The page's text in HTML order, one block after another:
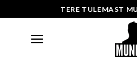
to
TERE TULEMAST